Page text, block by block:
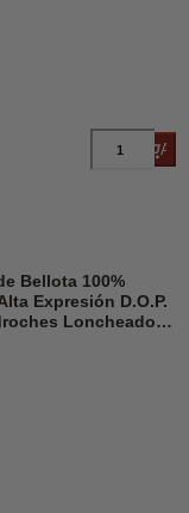
Bellota 100%
Expresión D.O.P.
Loncheado,